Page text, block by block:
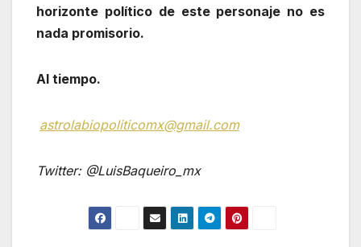
horizonte político de este personaje no es
nada promisorio.
Al tiempo.
astrolabiopoliticomx@gmail.com
Twitter: @LuisBaqueiro_mx